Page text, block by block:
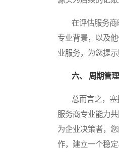
在评估服务商时
专业背景，以及
业服务，为您提
六、 周期管
总而言之，塞拉
服务商专业能力
为企业决策者，
作，建立一个稳